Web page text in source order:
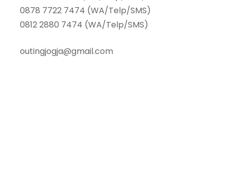
0878 7722 7474 (WA/Telp/SMS)
0812 2880 7474 (WA/Telp/SMS)
outingjogja@gmail.com